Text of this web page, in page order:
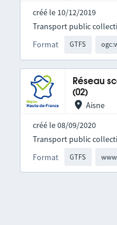
créé le 10/12/2019
Format GTFS
Transport public
Réseau
(02)
Aisne
créé le 08/09/2020
Format GTFS
Transport public